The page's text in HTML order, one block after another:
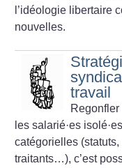
l’idéologie libertaire
nouvelles.
travail
les salarié·es isolé·
catégorielles
traitants…), c’est